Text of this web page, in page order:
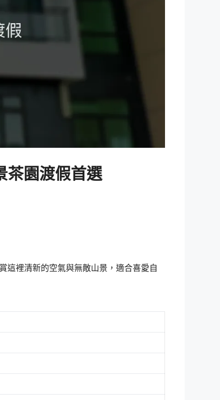
茶園渡假首選
這裡清新的空氣與無敵山景，適合喜愛自